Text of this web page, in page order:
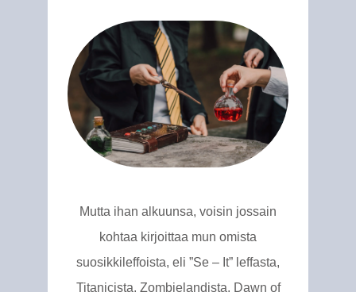
Mutta ihan alkuunsa, voisin jossain
kohtaa kirjoittaa mun omista
suosikkileffoista, eli ”Se – It” leffasta,
Titanicista, Zombielandista, Dawn of